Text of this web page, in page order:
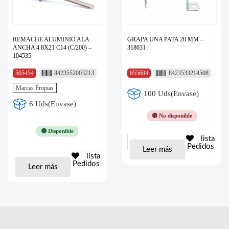
REMACHE ALUMINIO ALA
ANCHA 4.8X21 C14 (C/200) –
104535
505454 8423552003213
Marcas Propias
6 Uds(Envase)
🟢 Disponible
Leer más
lista
Pedidos
GRAPA UNA PATA 20 MM –
318631
655684 8423533214508
100 Uds(Envase)
🔴 No disponible
Leer más
lista
Pedidos